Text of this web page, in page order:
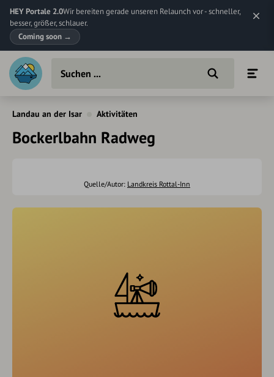
HEY Portale 2.0Wir bereiten gerade unseren Relaunch vor - schneller,
besser, größer, schlauer.
Coming soon →
Landau an der Isar Aktivitäten
Bockerlbahn Radweg
Quelle/Autor: Landkreis Rottal-Inn